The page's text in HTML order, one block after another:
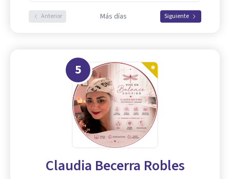
Anterior Más días Siguiente
5
Claudia Becerra Robles